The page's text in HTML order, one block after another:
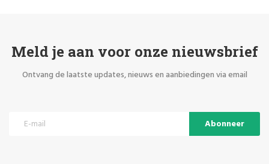
Meld je aan voor onze nieuwsbrief
Ontvang de laatste updates, nieuws en aanbiedingen via email
Abonneer